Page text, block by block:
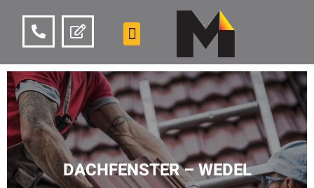
DACHFENSTER – WEDEL